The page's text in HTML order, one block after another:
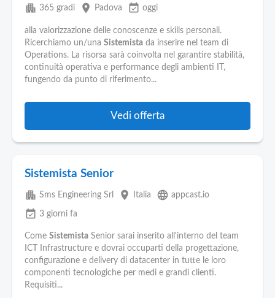
apartment 365 gradi place Padova event_available oggi
alla valorizzazione delle conoscenze e skills personali.
Ricerchiamo un/una Sistemista da inserire nel team di
Operations. La risorsa sarà coinvolta nel garantire stabilità,
continuità operativa e performance degli ambienti IT,
fungendo da punto di riferimento...
Vedi offerta
Sistemista Senior
apartment Sms Engineering Srl place Italia language appcast.io
event_available 3 giorni fa
Come Sistemista Senior sarai inserito all'interno del team
ICT Infrastructure e dovrai occuparti della progettazione,
configurazione e delivery di datacenter in tutte le loro
componenti tecnologiche per medi e grandi clienti.
Requisiti...